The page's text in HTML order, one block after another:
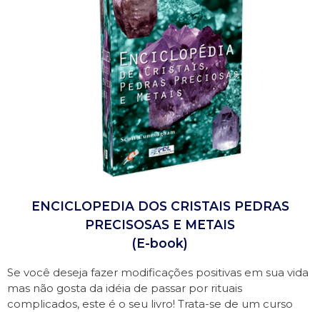
ENCICLOPEDIA DOS CRISTAIS PEDRAS
PRECISOSAS E METAIS
(E-book)
Se você deseja fazer modificações positivas em sua vida
mas não gosta da idéia de passar por rituais
complicados, este é o seu livro! Trata-se de um curso